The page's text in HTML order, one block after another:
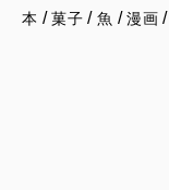
本 /菓子/ 魚 /漫画/